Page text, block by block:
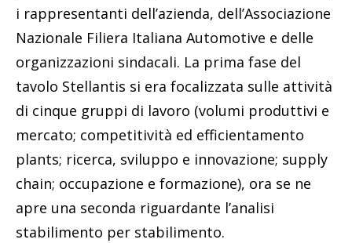
i rappresentanti dell’azienda, dell’Associazione
Nazionale Filiera Italiana Automotive e delle
organizzazioni sindacali. La prima fase del
tavolo Stellantis si era focalizzata sulle attività
di cinque gruppi di lavoro (volumi produttivi e
mercato; competitività ed efficientamento
plants; ricerca, sviluppo e innovazione; supply
chain; occupazione e formazione), ora se ne
apre una seconda riguardante l’analisi
stabilimento per stabilimento.